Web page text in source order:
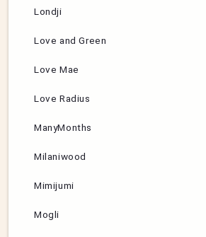
Londji
Love and Green
Love Mae
Love Radius
ManyMonths
Milaniwood
Mimijumi
Mogli